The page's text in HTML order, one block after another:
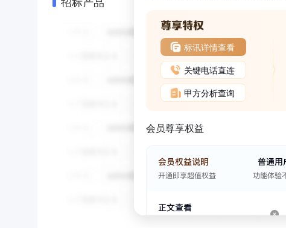
标讯详情查看
关键电话直连
甲方分析查询
会员尊享权益